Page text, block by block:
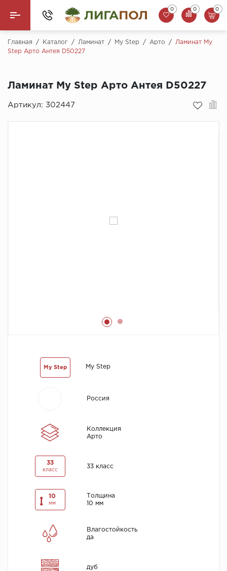
Назад
Кварцвинил (LVT)
Паркетная доска
0 0 0
Главная / Каталог / Ламинат / My Step / Арто /
Ламинат My
Step Арто Антея D50227
Ламинат My Step Арто Антея D50227
Артикул: 302447
My Step My Step
Россия
Коллекция
Арто
33
класс
33 класс
10
мм
Толщина
10 мм
Влагостойкость
да
дуб